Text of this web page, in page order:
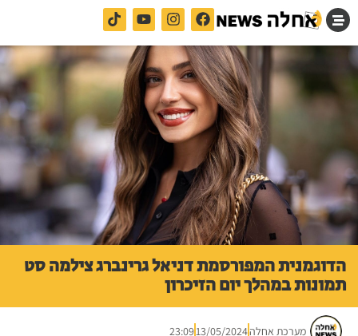
הדוגמנית המפורסמת דניאל גרינברג צילמה סט
תמונות במהלך יום הזיכרון
מערכת אחלה13/05/2024
23:09